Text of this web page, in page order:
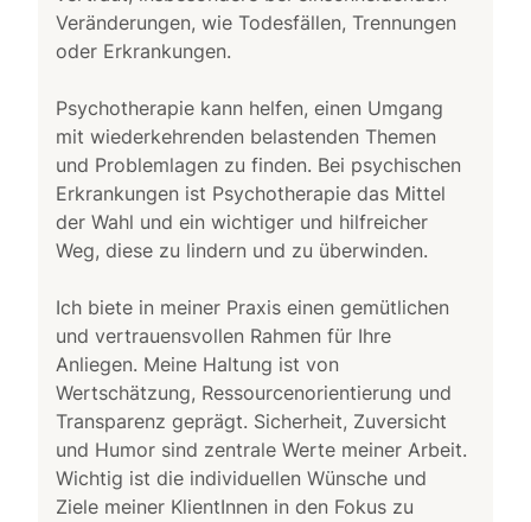
Veränderungen, wie Todesfällen, Trennungen
oder Erkrankungen.
Psychotherapie kann helfen, einen Umgang
mit wiederkehrenden belastenden Themen
und Problemlagen zu finden. Bei psychischen
Erkrankungen ist Psychotherapie das Mittel
der Wahl und ein wichtiger und hilfreicher
Weg, diese zu lindern und zu überwinden.
Ich biete in meiner Praxis einen gemütlichen
und vertrauensvollen Rahmen für Ihre
Anliegen. Meine Haltung ist von
Wertschätzung, Ressourcenorientierung und
Transparenz geprägt. Sicherheit, Zuversicht
und Humor sind zentrale Werte meiner Arbeit.
Wichtig ist die individuellen Wünsche und
Ziele meiner KlientInnen in den Fokus zu